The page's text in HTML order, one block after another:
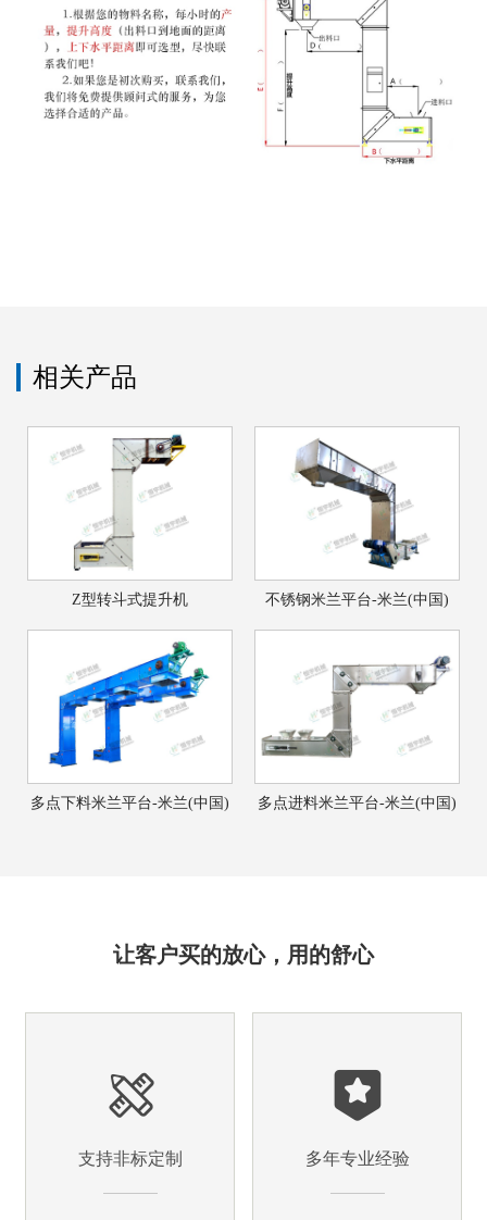
相关产品
Z型转斗式提升机 不锈钢米兰平台-米兰(中国)
多点下料米兰平台-米兰(中国) 多点进料米兰平台-米兰(中国)
让客户买的放心，用的舒心
支持非标定制 多年专业经验